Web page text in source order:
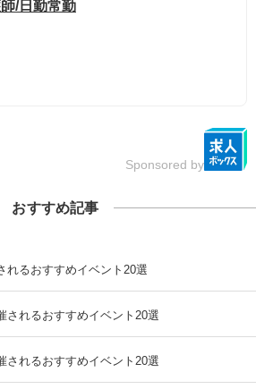
/日勤常勤
Sponsored by
おすすめ記事
れるおすすめイベント20選
されるおすすめイベント20選
されるおすすめイベント20選